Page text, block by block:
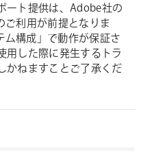
ート提供は、Adobe社の
ご利用が前提となりま
ム構成」で動作が保証さ
用した際に発生するトラ
かねますことご了承くだ